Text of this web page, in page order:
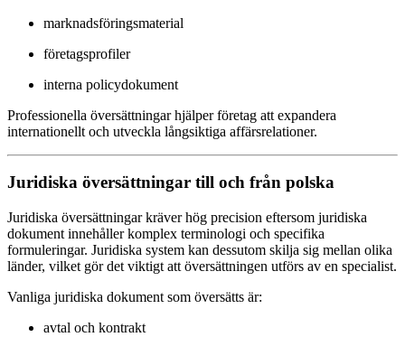
marknadsföringsmaterial
företagsprofiler
interna policydokument
Professionella översättningar hjälper företag att expandera
internationellt och utveckla långsiktiga affärsrelationer.
Juridiska översättningar till och från polska
Juridiska översättningar kräver hög precision eftersom juridiska
dokument innehåller komplex terminologi och specifika
formuleringar. Juridiska system kan dessutom skilja sig mellan olika
länder, vilket gör det viktigt att översättningen utförs av en specialist.
Vanliga juridiska dokument som översätts är:
avtal och kontrakt